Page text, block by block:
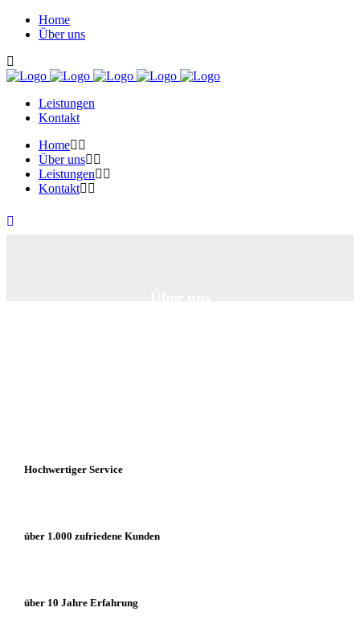
Home
Über uns
Leistungen
Kontakt
Home
Über uns
Leistungen
Kontakt
Hochwertiger Service
über 1.000 zufriedene Kunden
über 10 Jahre Erfahrung